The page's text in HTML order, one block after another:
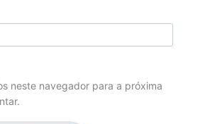
neste navegador para a próxima